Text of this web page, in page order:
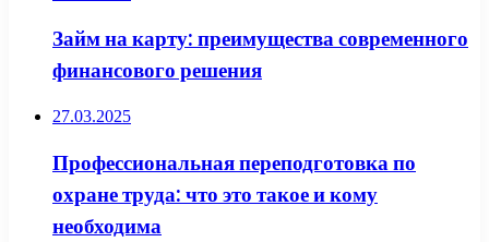
Займ на карту: преимущества современного
финансового решения
27.03.2025
Профессиональная переподготовка по
охране труда: что это такое и кому
необходима